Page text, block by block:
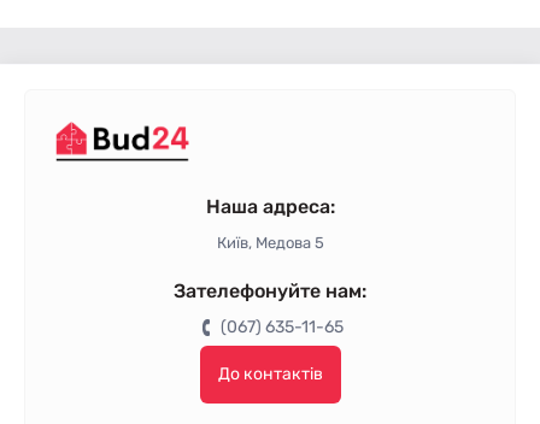
Наша адреса:
Київ, Медова 5
Зателефонуйте нам:
(067) 635-11-65
До контактів